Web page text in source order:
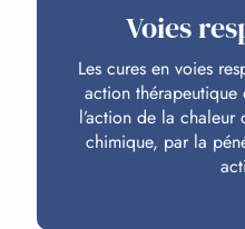
Voies
Les cures en voies
action
l’action de la chaleur
chimique, par la